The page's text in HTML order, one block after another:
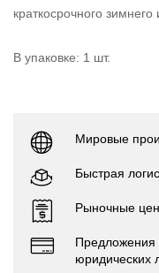
краткосрочного
В упаковке: 1 шт.
Мировые
Быстрая
Рыночные
Предложения
юридических